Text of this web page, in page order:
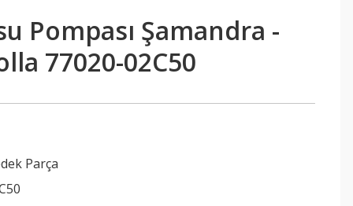
Pompası Şamandra -
77020-02C50
Parça